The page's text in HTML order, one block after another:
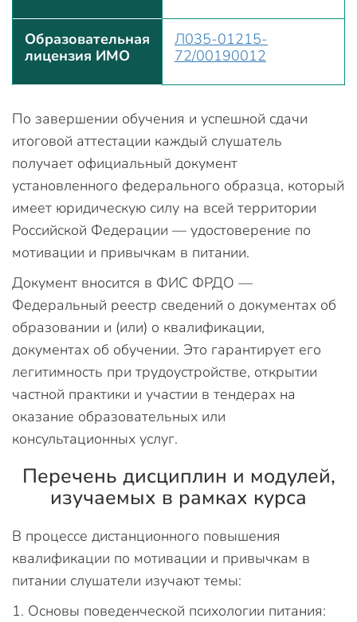
Образовательная
лицензия ИМО
Л035-01215-
72/00190012
По завершении обучения и успешной сдачи
итоговой аттестации каждый слушатель
получает официальный документ
установленного федерального образца, который
имеет юридическую силу на всей территории
Российской Федерации — удостоверение по
мотивации и привычкам в питании.
Документ вносится в ФИС ФРДО —
Федеральный реестр сведений о документах об
образовании и (или) о квалификации,
документах об обучении. Это гарантирует его
легитимность при трудоустройстве, открытии
частной практики и участии в тендерах на
оказание образовательных или
консультационных услуг.
Перечень дисциплин и модулей,
изучаемых в рамках курса
В процессе дистанционного повышения
квалификации по мотивации и привычкам в
питании слушатели изучают темы:
Основы поведенческой психологии питания: